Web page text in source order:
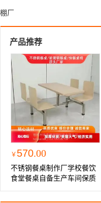
棚厂
产品推荐
￥ 570.00
不锈钢餐桌制作厂学校餐饮
食堂餐桌自备生产车间保质